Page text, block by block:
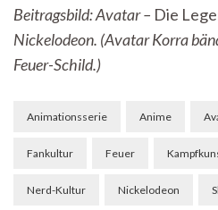
Beitragsbild: Avatar – Die
Nickelodeon. (Avatar Korra
Feuer-Schild.)
Animationsserie Anime
Fankultur Feuer
Nerd-Kultur Nickelodeon